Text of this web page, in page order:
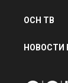
ОСН ТВ
НОВОСТИ